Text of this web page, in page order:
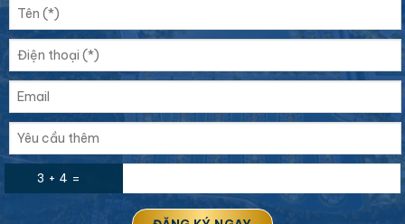
3 + 4 =